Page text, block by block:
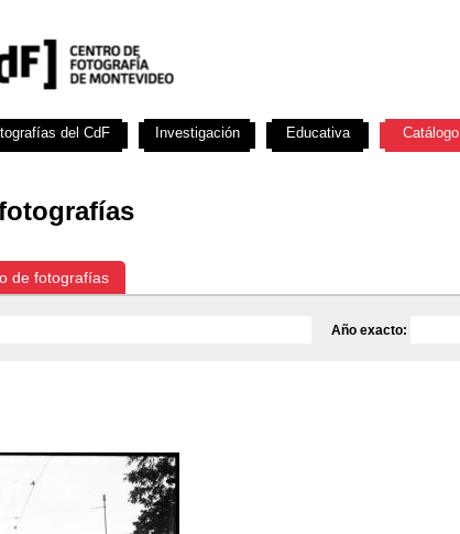
de fotografías
Año exacto:
del CdF Investigación Educativa Catálogo